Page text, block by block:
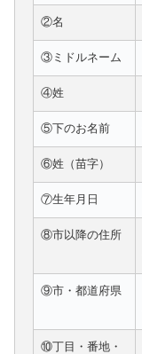
②名
③ミドルネーム
④姓
⑤下のお名前
⑥姓（苗字）
⑦生年月日
⑧市以降の住所
⑨市・都道府県
⑩丁目・番地・